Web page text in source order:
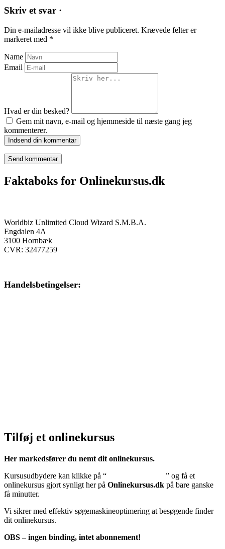
Skriv et svar ·
Din e-mailadresse vil ikke blive publiceret. Krævede felter er
markeret med *
Name
Email
Hvad er din besked?
Gem mit navn, e-mail og hjemmeside til næste gang jeg
kommenterer.
Indsend din kommentar
Faktaboks for Onlinekursus.dk
Worldbiz Unlimited Cloud Wizard S.M.B.A.
Engdalen 4A
3100 Hornbæk
CVR: 32477259
Handelsbetingelser:
Tilføj et onlinekursus
Her markedsfører du nemt dit onlinekursus.
Kursusudbydere kan klikke på “
” og få et
onlinekursus gjort synligt her på Onlinekursus.dk på bare ganske
få minutter.
Vi sikrer med effektiv søgemaskineoptimering at besøgende finder
dit onlinekursus.
OBS – ingen binding, intet abonnement!